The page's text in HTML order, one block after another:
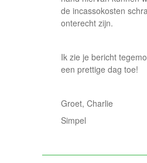
de incassokosten
onterecht zijn.
Ik zie je bericht
een prettige dag toe!
Groet, Charlie
Simpel